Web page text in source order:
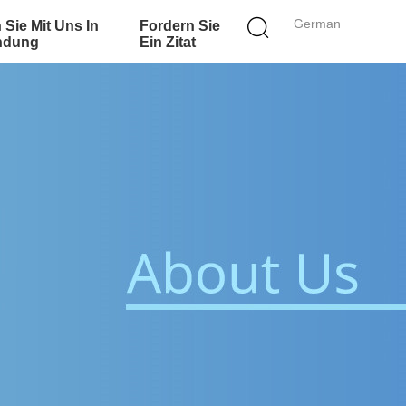
German
Sie Mit Uns In
Fordern Sie
Ein Zitat